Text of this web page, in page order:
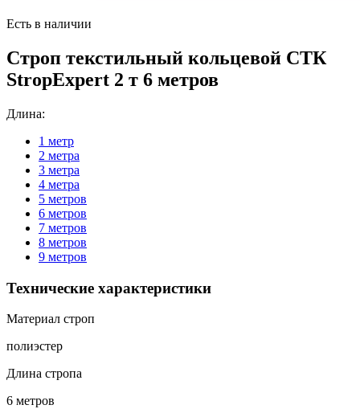
Есть в наличии
Строп текстильный кольцевой СТК
StropExpert 2 т 6 метров
Длина:
1 метр
2 метра
3 метра
4 метра
5 метров
6 метров
7 метров
8 метров
9 метров
Технические характеристики
Материал строп
полиэстер
Длина стропа
6 метров